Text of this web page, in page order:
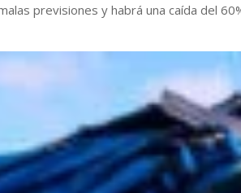
previsiones y habrá una caída del